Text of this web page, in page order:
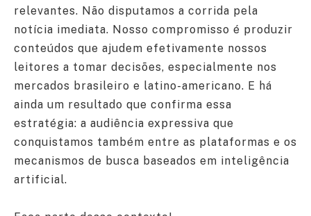
relevantes. Não disputamos a corrida pela
notícia imediata. Nosso compromisso é produzir
conteúdos que ajudem efetivamente nossos
leitores a tomar decisões, especialmente nos
mercados brasileiro e latino-americano. E há
ainda um resultado que confirma essa
estratégia: a audiência expressiva que
conquistamos também entre as plataformas e os
mecanismos de busca baseados em inteligência
artificial.